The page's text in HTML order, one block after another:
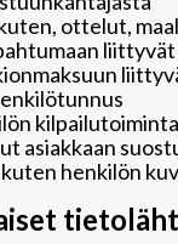
ottelut,
asiakkaan
henkilön